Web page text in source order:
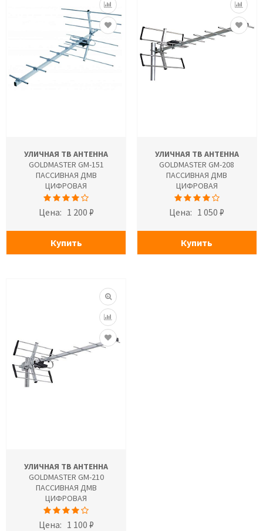
УЛИЧНАЯ ТВ АНТЕННА
GOLDMASTER GM-151
ПАССИВНАЯ ДМВ
ЦИФРОВАЯ
Цена: 1 200 ₽
Купить
УЛИЧНАЯ ТВ АНТЕННА
GOLDMASTER GM-208
ПАССИВНАЯ ДМВ
ЦИФРОВАЯ
Цена: 1 050 ₽
Купить
УЛИЧНАЯ ТВ АНТЕННА
GOLDMASTER GM-210
ПАССИВНАЯ ДМВ
ЦИФРОВАЯ
Цена: 1 100 ₽